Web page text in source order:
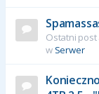
Ostatni post
w Serwer